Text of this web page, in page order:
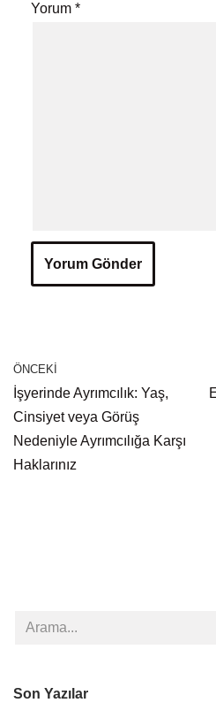
Yorum *
ÖNCEKI
İşyerinde Ayrımcılık: Yaş,
Cinsiyet veya Görüş
Nedeniyle Ayrımcılığa Karşı
Haklarınız
Son Yazılar